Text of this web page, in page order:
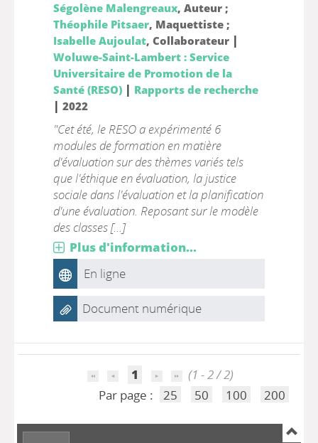
Ségolène Malengreaux, Auteur ;
Théophile Pitsaer, Maquettiste ;
Isabelle Aujoulat, Collaborateur |
Woluwe-Saint-Lambert : Service
Universitaire de Promotion de la
Santé (RESO)| Rapports de recherche
| 2022
"Cet été, le RESO a expérimenté 6
modules de formation en matière
d'évaluation sur des thèmes variés tels
que l'éthique en évaluation, la justice
sociale dans l'évaluation et la planification
d'une évaluation. Reposant sur le modèle
des classes [...]
Plus d'information...
En ligne
Document numérique
1
(1 - 2 / 2)
Par page :
25 50 100 200